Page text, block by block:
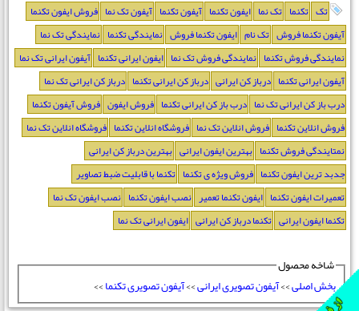
تک تکنما تک نما ایفون تکنما آیفون تکنما آیفون تک نما فروش ایفون تکنما
آیفون تکنما فروش تک نام ایفون تکنما فروش نمایندگی تکنما نمایندگی تک نما
نمایندگی فروش تکنما نمایندگی فروش تک نما ایفون ایرانی تکنما آیفون ایرانی تک نما
آیفون ایرانی تکنما درباز کن ایرانی درباز کن ایرانی تکنما درباز کن ایرانی تک نما
درب باز کن ایرانی تک نما درب باز کن ایرانی تکنما فروش ایفون فروش آیفون تکنما
فروش انلاین تکنما فروش انلاین تک نما فروشگاه انلاین تکنما فروشگاه انلاین تک نما
نمتایندگی فروش تکنما بهترین ایفون ایرانی بهترین درباز کن ایرانی
جدبد ترین ایفون تکنما فروش ویژه ی تکنما تکنما با قابلیت ضبط تصاویر
تعمیرات ایفون تکنما ایفون تکنما تعمیر نصب ایفون تکنما نصب ایفون تک نما
تکنما ایفون ایرانی تکنما درباز کن ایرانی ایفون ایرانی تک نما
شاخه محصول
بخش اصلی
آیفون تصویری ایرانی>>آیفون تصویری تکنما>>